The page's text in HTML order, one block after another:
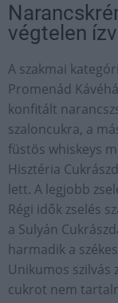
végtelen
A szakmai
Promenád
konfitált
szaloncukra, a
füstös whiskeys
Hisztéria
lett. A legjobb
Régi idők zselés
a Sulyán
harmadik a
Unikumos szilvás
cukrot nem